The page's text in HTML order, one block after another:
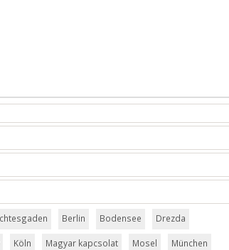
Berlin Bodensee Drezda
Köln Magyar kapcsolat Mosel München